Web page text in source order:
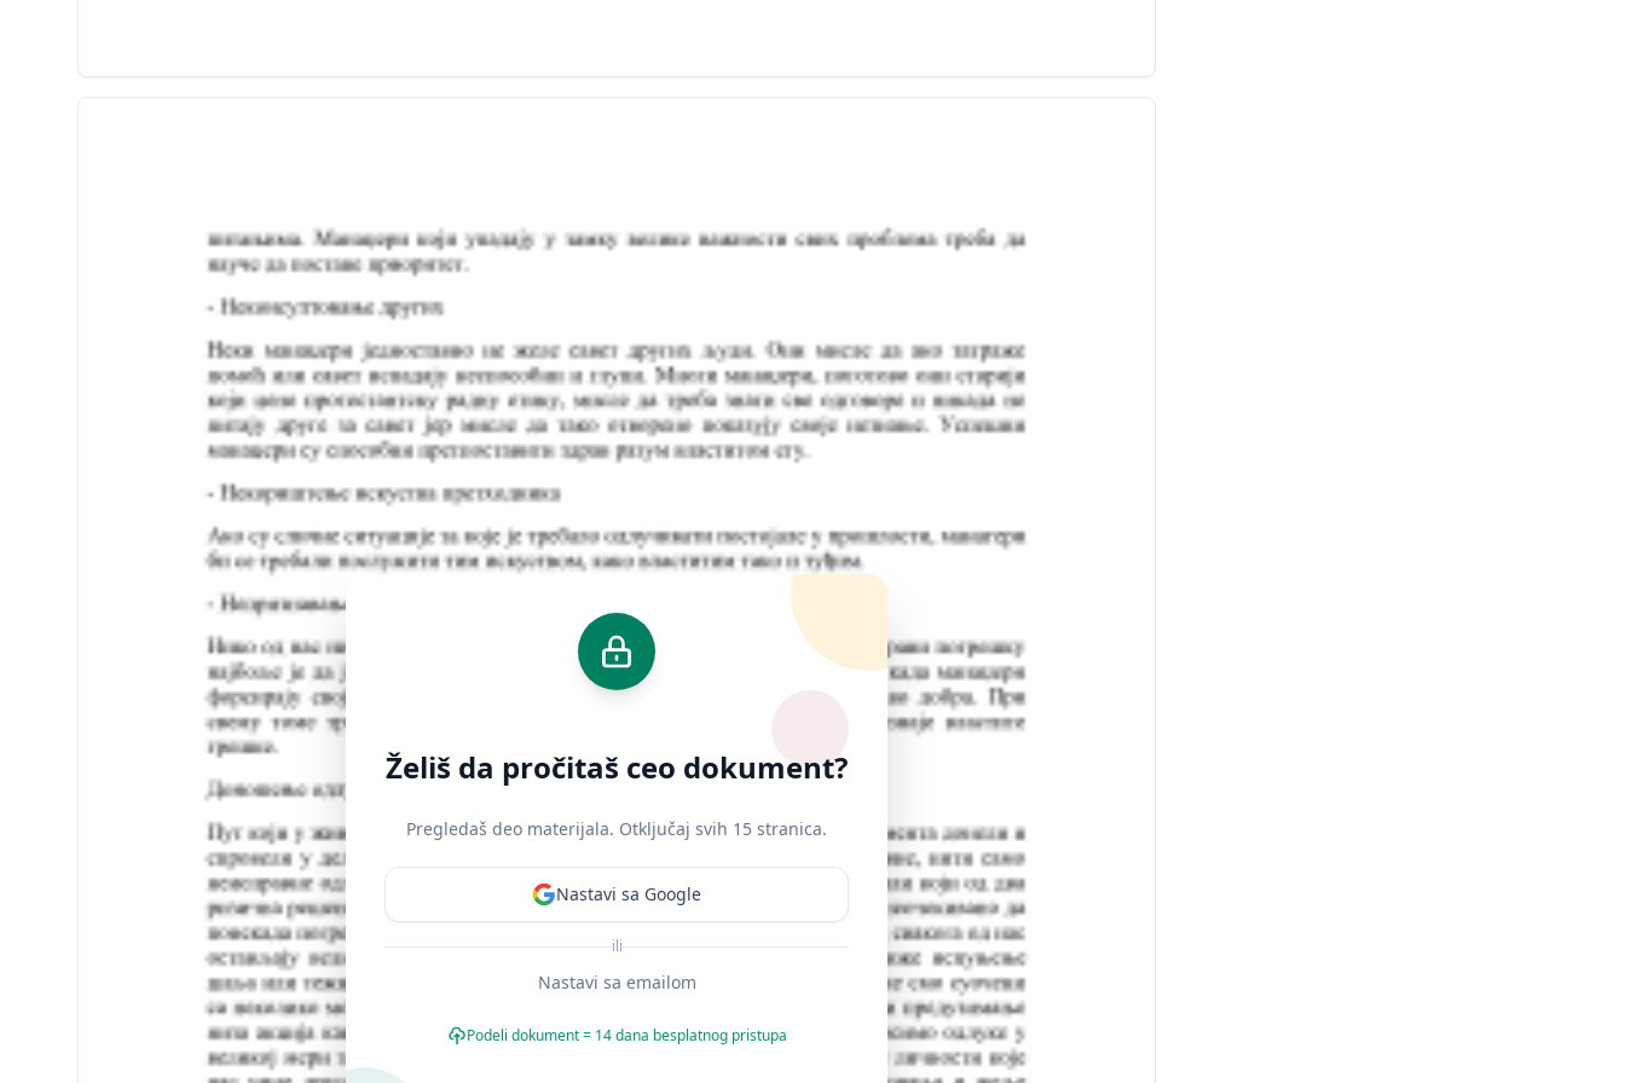
Želiš da pročitaš ceo dokument?
Pregledaš deo materijala. Otključaj svih 15 stranica.
Nastavi sa Google
ili
Nastavi sa emailom
Podeli dokument = 14 dana besplatnog pristupa